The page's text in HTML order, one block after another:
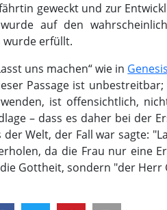
geweckt und zur
auf den
wurde erfüllt.
uns machen“ wie in
Passage ist
ist offensichtlich,
– dass es daher bei der
Welt, der Fall war sagte:
da die Frau nur eine
Gottheit, sondern "der